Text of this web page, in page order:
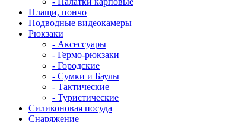
Плащи, пончо
Подводные видеокамеры
Рюкзаки
- Аксессуары
- Гермо-рюкзаки
- Городские
- Сумки и Баулы
- Тактические
- Туристические
Силиконовая посуда
Снаряжение